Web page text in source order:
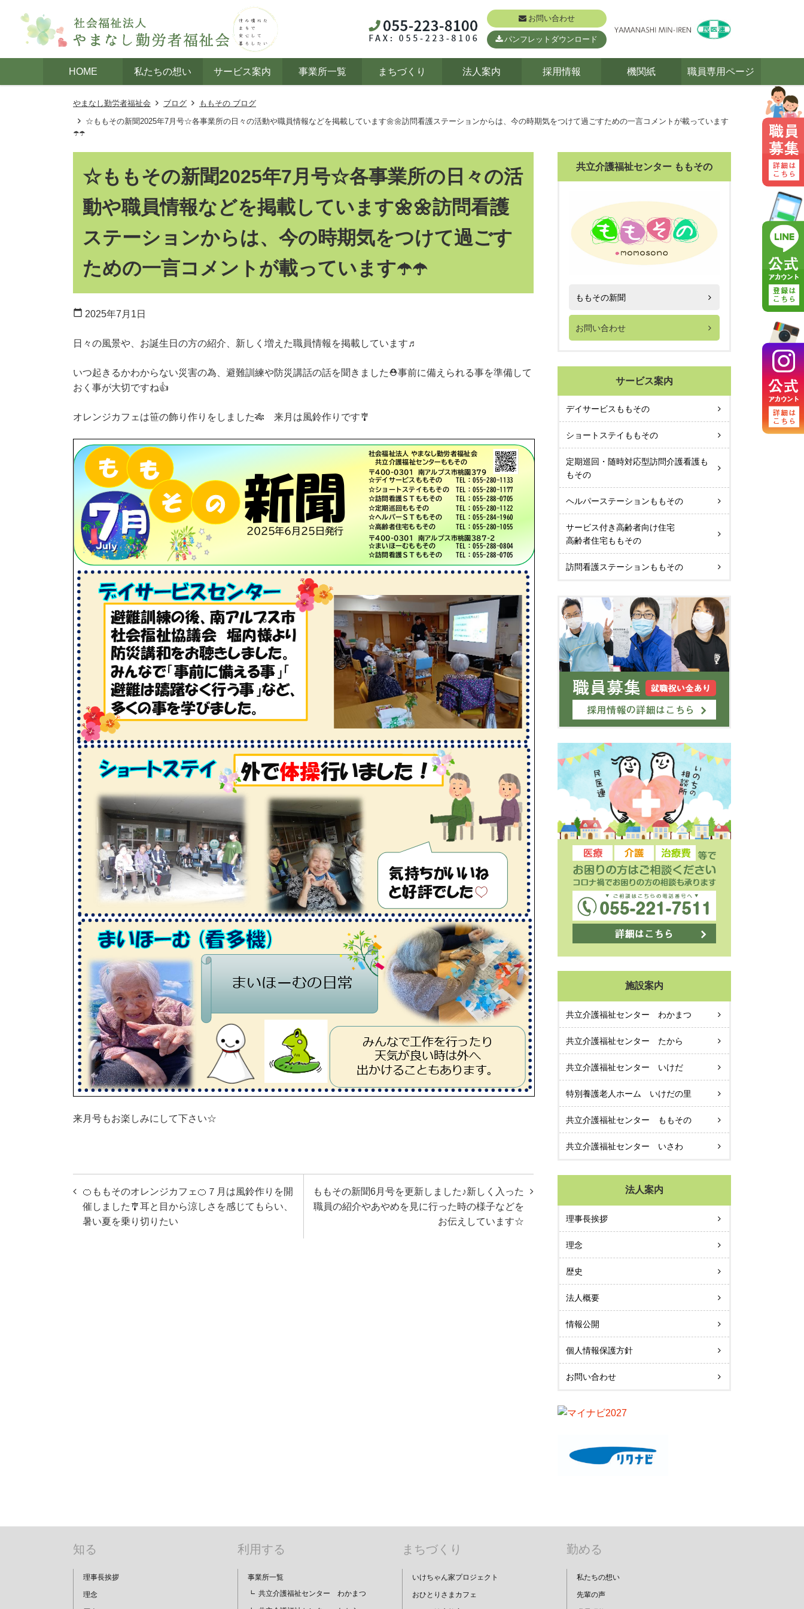
お問い合わせ
パンフレットダウンロード
HOME 私たちの想い サービス案内 事業所一覧 まちづくり 法人案内 採用情報 機関紙 職員専用ページ
やまなし勤労者福祉会 ブログ
ももその ブログ
☆ももその新聞2025年7月号☆各事業所の日々の活動や職員情報などを掲載しています🌼🌼訪問看護ステーションからは、今の時期気をつけて過ごすための一言コメントが載っています
☂️☂️
☆ももその新聞2025年7月号☆各事業所の日々の活
動や職員情報などを掲載しています🌼🌼訪問看護
ステーションからは、今の時期気をつけて過ごす
ための一言コメントが載っています☂️☂️
calendar_today 2025年7月1日
日々の風景や、お誕生日の方の紹介、新しく増えた職員情報を掲載しています♬
いつ起きるかわからない災害の為、避難訓練や防災講話の話を聞きました⛑️事前に備えられる事を準備して
おく事が大切ですね👍️
オレンジカフェは笹の飾り作りをしました🎋 来月は風鈴作りです🎐
来月号もお楽しみにして下さい☆
稿
ナ
ももその新聞6月号を更新しました♪新しく入った
職員の紹介やあやめを見に行った時の様子などを
お伝えしています☆
🍊ももそのオレンジカフェ🍊７月は風鈴作りを開
催しました🎐耳と目から涼しさを感じてもらい、
暑い夏を乗り切りたい
共立介護福祉センター ももその
ももその新聞
お問い合わせ
サービス案内
デイサービスももその
ショートステイももその
定期巡回・随時対応型訪問介護看護も
もその
ヘルパーステーションももその
サービス付き高齢者向け住宅
高齢者住宅ももその
訪問看護ステーションももその
施設案内
共立介護福祉センター わかまつ
共立介護福祉センター たから
共立介護福祉センター いけだ
特別養護老人ホーム いけだの里
共立介護福祉センター ももその
共立介護福祉センター いさわ
法人案内
理事長挨拶
理念
歴史
法人概要
情報公開
個人情報保護方針
お問い合わせ
知る
理事長挨拶
理念
利用する
事業所一覧
共立介護福祉センター わかまつ
まちづくり
いけちゃん家プロジェクト
おひとりさまカフェ
勤める
私たちの想い
先輩の声